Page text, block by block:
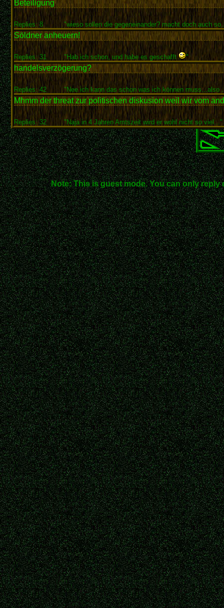
Beteiligung
Replies: 8 "wieso sollen die gegeneinander? macht doch auch
Söldner anheuern!
Replies: 31 "Hab ich schon, und habe es geschafft "
handelsverzögerung?
Replies: 42 "Nee ich kann das schon was ich können muss...also
Mhmm der threat zur politischen diskusion weil wir vom
Replies: 32 "Naja in 4 Jahren Amtszeit wird er wohl nicht so viel..."
Note: This is guest mode. You can only